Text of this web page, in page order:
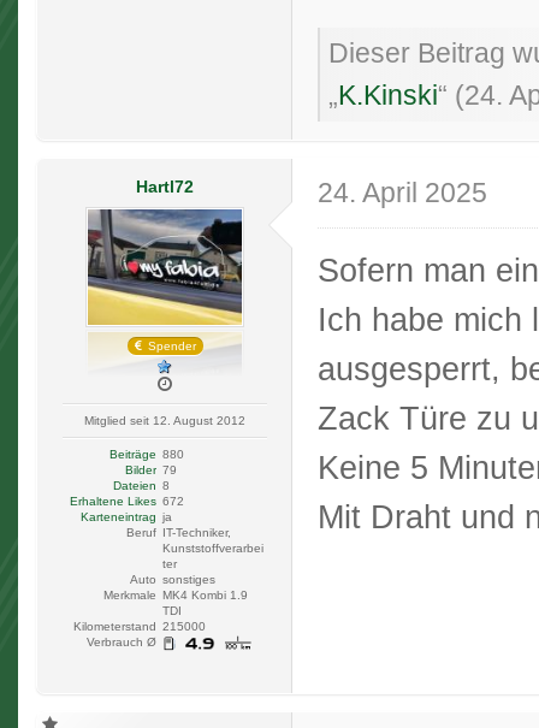
Dieser Beitrag
„K.Kinski“ (24.
Hartl72
Spender
Mitglied seit 12. August 2012
Beiträge 880
Bilder 79
Dateien 8
Erhaltene Likes 672
Karteneintrag ja
Beruf IT-Techniker,
Kunststoffverarbei
ter
Auto sonstiges
Merkmale MK4 Kombi 1.9
TDI
Kilometerstand 215000
Verbrauch Ø
24. April 2025
Sofern man
Ich habe mich
ausgesperrt,
Zack Türe zu
Keine 5
Mit Draht und